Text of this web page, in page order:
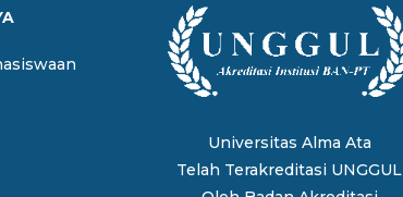
Universitas Alma Ata
Telah Terakreditasi UNGGUL